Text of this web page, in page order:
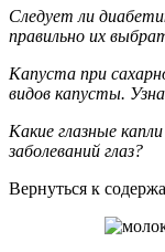
Следует ли
правильно их
Капуста при
видов капусты.
Какие глазные
заболеваний глаз?
Вернуться к